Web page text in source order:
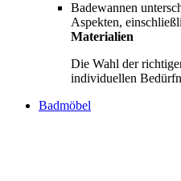
Badewannen
Aspekten,
Materialien
Die Wahl der
individuellen
Badmöbel